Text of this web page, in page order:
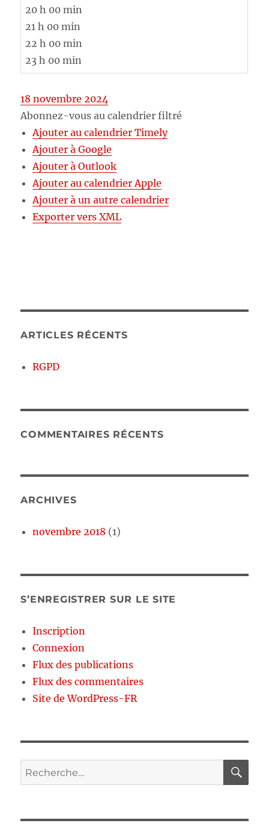
20 h 00 min
21 h 00 min
22 h 00 min
23 h 00 min
18 novembre 2024
Abonnez-vous au calendrier filtré
Ajouter au calendrier Timely
Ajouter à Google
Ajouter à Outlook
Ajouter au calendrier Apple
Ajouter à un autre calendrier
Exporter vers XML
ARTICLES RÉCENTS
RGPD
COMMENTAIRES RÉCENTS
ARCHIVES
novembre 2018 (1)
S’ENREGISTRER SUR LE SITE
Inscription
Connexion
Flux des publications
Flux des commentaires
Site de WordPress-FR
Recherche
pour :